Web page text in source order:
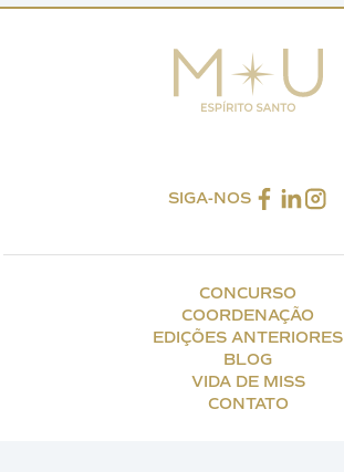
SIGA-NOS
CONCURSO
COORDENAÇÃO
EDIÇÕES ANTERIORES
BLOG
VIDA DE MISS
CONTATO